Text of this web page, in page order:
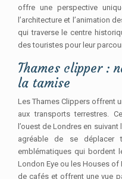
offre une perspective
l’architecture et l’animation
qui traverse le centre
des touristes pour leur
Thames clipper :
la tamise
Les Thames Clippers offrent
aux transports terrestres.
l’ouest de Londres en suivant
agréable de se déplacer
emblématiques qui bordent
London Eye ou les Houses of
de cafés et offrent une vue